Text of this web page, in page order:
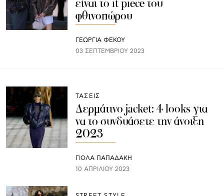
είναι το it piece του
φθινοπώρου
ΓΕΩΡΓΙΑ ΦΕΚΟΥ
03 ΣΕΠΤΕΜΒΡΊΟΥ 2023
ΤΑΣΕΙΣ
Δερμάτινο jacket: 4 looks για
να το συνδυάσετε την άνοιξη
2023
ΓΙΌΛΑ ΠΑΠΑΔΆΚΗ
10 ΑΠΡΙΛΊΟΥ 2023